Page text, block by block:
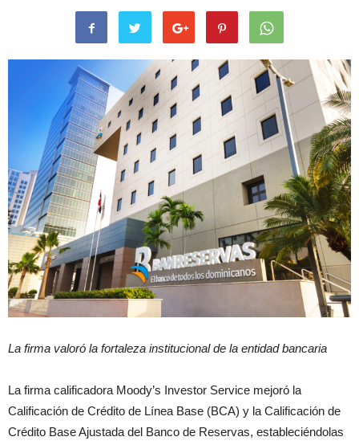
La firma valoró la fortaleza institucional de la entidad bancaria
La firma calificadora Moody’s Investor Service mejoró la
Calificación de Crédito de Línea Base (BCA) y la Calificación de
Crédito Base Ajustada del Banco de Reservas, estableciéndolas